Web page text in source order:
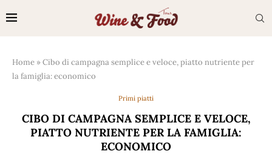
Home »Cibo di campagna semplice e veloce, piatto nutriente per
la famiglia: economico
Primi piatti
CIBO DI CAMPAGNA SEMPLICE E VELOCE,
PIATTO NUTRIENTE PER LA FAMIGLIA:
ECONOMICO